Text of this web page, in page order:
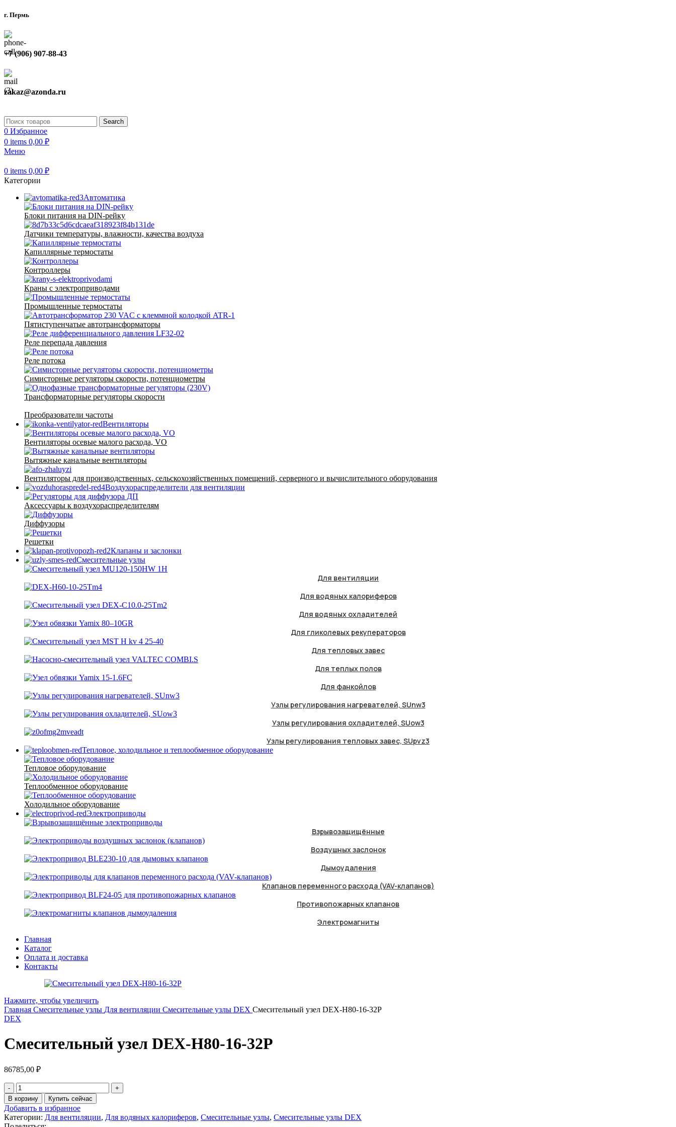
г. Пермь
+7 (906) 907-88-43
zakaz@azonda.ru
Search
0 Избранное
0 items 0,00 ₽
Меню
0 items 0,00 ₽
Категории
Автоматика
Блоки питания на DIN-рейку
Датчики температуры, влажности, качества воздуха
Капиллярные термостаты
Контроллеры
Краны с электроприводами
Промышленные термостаты
Пятиступенчатые автотрансформаторы
Реле перепада давления
Реле потока
Симисторные регуляторы скорости, потенциометры
Трансформаторные регуляторы скорости
Преобразователи частоты
Вентиляторы
Вентиляторы осевые малого расхода, VO
Вытяжные канальные вентиляторы
Вентиляторы для производственных, сельскохозяйственных помещений, серверного и вычислительного оборудования
Воздухораспределители для вентиляции
Аксессуары к воздухораспределителям
Диффузоры
Решетки
Клапаны и заслонки
Смесительные узлы
Для вентиляции
Для водяных калориферов
Для водяных охладителей
Для гликолевых рекуператоров
Для тепловых завес
Для теплых полов
Для фанкойлов
Узлы регулирования нагревателей, SUnw3
Узлы регулирования охладителей, SUow3
Узлы регулирования тепловых завес, SUpvz3
Тепловое, холодильное и теплообменное оборудование
Тепловое оборудование
Теплообменное оборудование
Холодильное оборудование
Электроприводы
Взрывозащищённые
Воздушных заслонок
Дымоудаления
Клапанов переменного расхода (VAV-клапанов)
Противопожарных клапанов
Электромагниты
Главная
Каталог
Оплата и доставка
Контакты
Нажмите, чтобы увеличить
Главная Смесительные узлы Для вентиляции Смесительные узлы DEX Смесительный узел DEX-H80-16-32P
DEX
Смесительный узел DEX-H80-16-32P
86785,00 ₽
Количество
товара
Смесительный
узел
DEX-
В корзину Купить сейчас
Добавить в избранное
Категории: Для вентиляции, Для водяных калориферов, Смесительные узлы, Смесительные узлы DEX